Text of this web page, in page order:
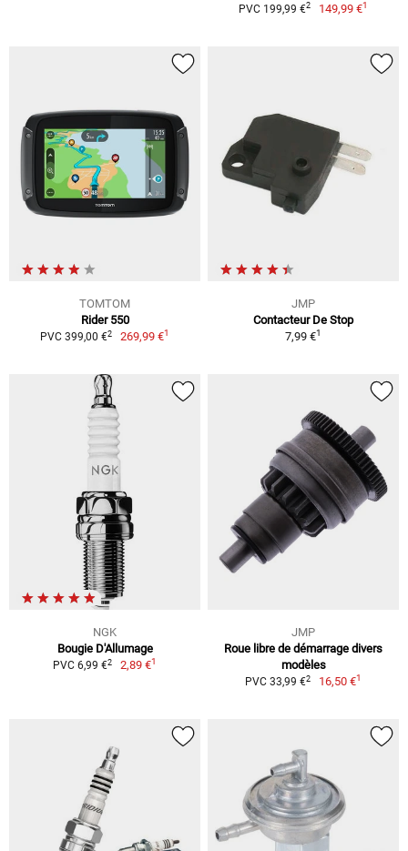
PVC 199,99 €2 149,99 €1
TOMTOM
Rider 550
PVC 399,00 €2 269,99 €1
JMP
Contacteur De Stop
7,99 €1
NGK
Bougie D'Allumage
PVC 6,99 €2 2,89 €1
JMP
Roue libre de démarrage divers
modèles
PVC 33,99 €2 16,50 €1